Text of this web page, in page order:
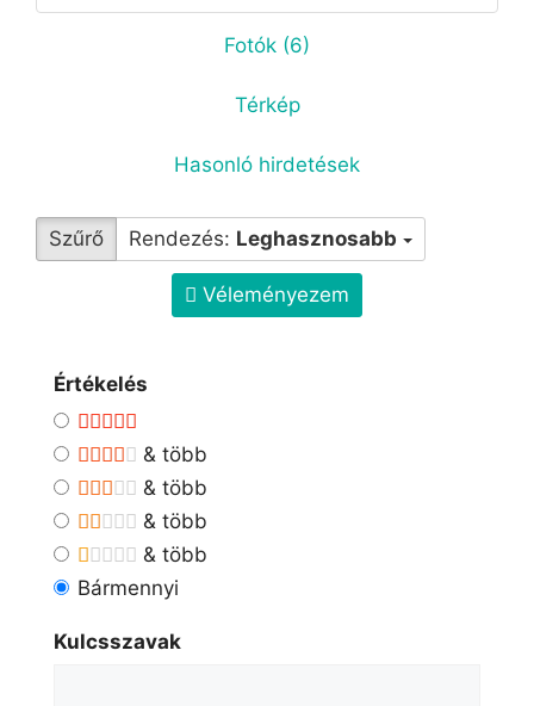
Fotók (6)
Térkép
Hasonló hirdetések
Szűrő Rendezés: Leghasznosabb
Véleményezem
Értékelés
& több
& több
& több
& több
Bármennyi
Kulcsszavak